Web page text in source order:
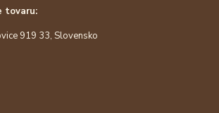
tovaru:
919 33, Slovensko